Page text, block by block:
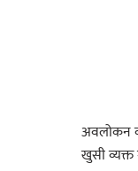
अवलोकन
खुसी व्यक्त